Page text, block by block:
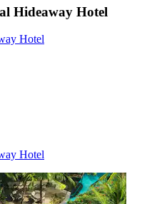
Hideaway Hotel
Hotel
Hotel